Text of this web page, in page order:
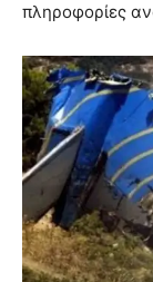
πληροφορίες